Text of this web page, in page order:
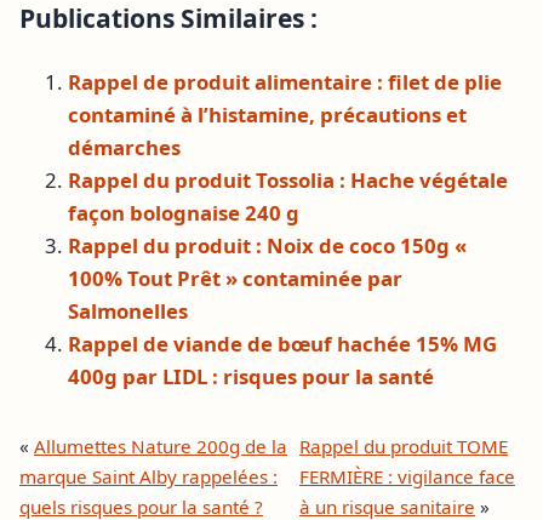
Publications Similaires :
Rappel de produit alimentaire : filet de plie
contaminé à l’histamine, précautions et
démarches
Rappel du produit Tossolia : Hache végétale
façon bolognaise 240 g
Rappel du produit : Noix de coco 150g «
100% Tout Prêt » contaminée par
Salmonelles
Rappel de viande de bœuf hachée 15% MG
400g par LIDL : risques pour la santé
« Allumettes Nature 200g de la
marque Saint Alby rappelées :
quels risques pour la santé ?
Rappel du produit TOME
FERMIÈRE : vigilance face
à un risque sanitaire »